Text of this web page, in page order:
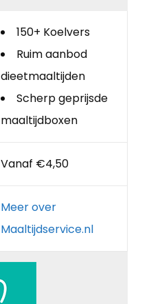
150+ Koelvers
Ruim aanbod
dieetmaaltijden
Scherp geprijsde
maaltijdboxen
Vanaf €4,50
Meer over
Maaltijdservice.nl